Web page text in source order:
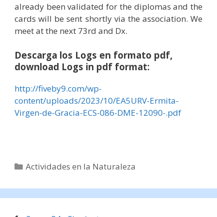
already been validated for the diplomas and the
cards will be sent shortly via the association. We
meet at the next 73rd and Dx.
Descarga los Logs en formato pdf,
download Logs in pdf format:
http://fiveby9.com/wp-
content/uploads/2023/10/EA5URV-Ermita-
Virgen-de-Gracia-ECS-086-DME-12090-.pdf
Categorías
Actividades en la Naturaleza